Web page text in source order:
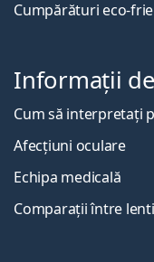
Cumpărături eco-
Informații
Cum să interpretați
Afecțiuni oculare
Echipa medicală
Comparații între